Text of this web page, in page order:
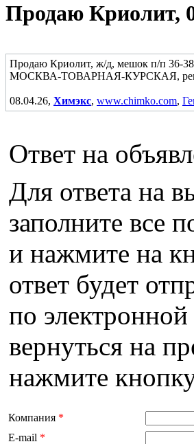
Продаю Криолит,
Продаю Криолит, ж/д, мешок п/п 36-38
МОСКВА-ТОВАРНАЯ-КУРСКАЯ,
08.04.26, Химэкс, www.chimko.com,
Ответ на
Для ответа на
заполните все
и нажмите на
ответ будет
по
вернуться на
нажмите
Компания *
E-mail *